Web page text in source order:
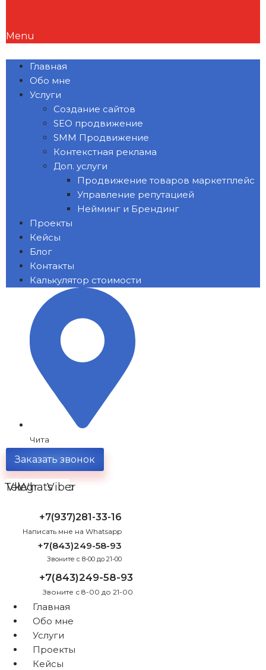
Menu
Главная
Обо мне
Услуги
Создание сайтов
SEO продвижение
SMM Продвижение
Контекстная реклама
Доп. услуги
Продвижение товаров маркетплейс
Управление репутацией
Нейминг и Брендинг
Проекты
Кейсы
Блог
Контакты
Калькулятор стоимости
Чита
Заказать звонок
Vk
Telegram
Whatsapp
Viber
+7(937)281-33-16
Написать мне на Whatsapp
+7(843)249-58-93
Звоните с 8-00 до 21-00
+7(843)249-58-93
Звоните с 8-00 до 21-00
Главная
Обо мне
Услуги
Проекты
Кейсы